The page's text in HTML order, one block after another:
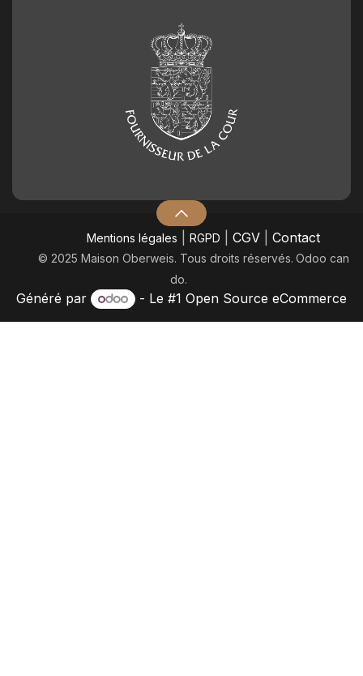
Mentions légales RGPD CGV| Contact
© 2025 Maison Oberweis. Tous droits réservés. ​Odoo can
do.
Généré par - Le #1 Open Source eCommerce